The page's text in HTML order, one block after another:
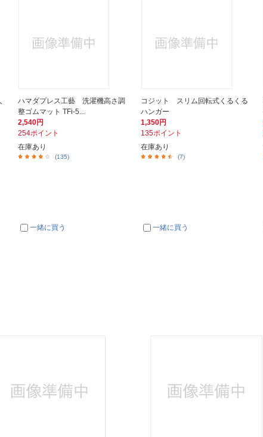
ハマダプレス工藝 洗濯機高さ調
整ゴムマット TFi-5...
2,540円
254ポイント
在庫あり
(135)
一緒に買う
コジット スリム回転式くるくる
ハンガー
1,350円
135ポイント
在庫あり
(7)
一緒に買う